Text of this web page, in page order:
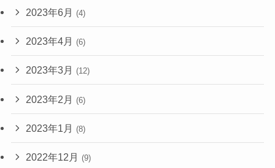
2023年6月 (4)
2023年4月 (6)
2023年3月 (12)
2023年2月 (6)
2023年1月 (8)
2022年12月 (9)